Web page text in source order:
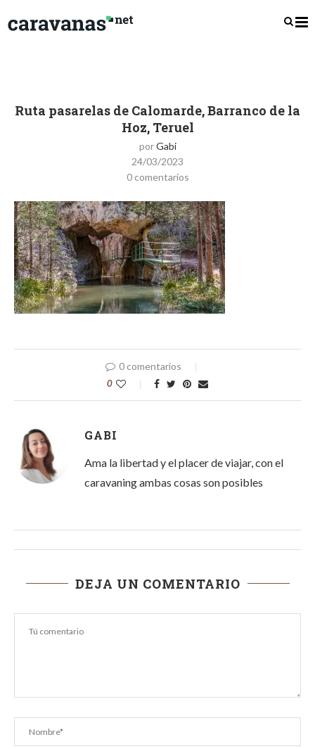
Ruta pasarelas de Calomarde, Barranco de la
Hoz, Teruel
porGabi
24/03/2023
0 comentarios
0 comentarios
0
GABI
Ama la libertad y el placer de viajar, con el
caravaning ambas cosas son posibles
DEJA UN COMENTARIO